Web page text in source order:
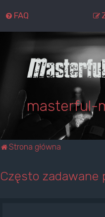
FAQ
masterful-
Strona główna
Często zadawane